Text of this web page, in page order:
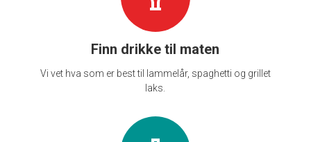
Finn drikke til maten
Vi vet hva som er best til lammelår, spaghetti og grillet
laks.